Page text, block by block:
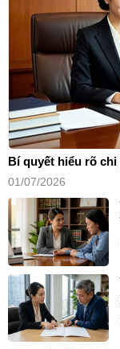
Bí quyết hiểu rõ
01/07/2026